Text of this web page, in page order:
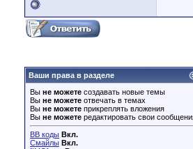
Ваши права в разделе
Вы не можете создавать новые темы
Вы не можете отвечать в темах
Вы не можете прикреплять вложения
Вы не можете редактировать свои
BB коды Вкл.
Смайлы Вкл.